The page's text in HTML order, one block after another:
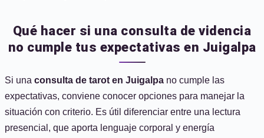
Qué hacer si una consulta de videncia
no cumple tus expectativas en Juigalpa
Si una consulta de tarot en Juigalpa no cumple las
expectativas, conviene conocer opciones para manejar la
situación con criterio. Es útil diferenciar entre una lectura
presencial, que aporta lenguaje corporal y energía